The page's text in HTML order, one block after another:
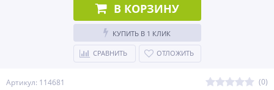
Артикул: 114681 (0)
В КОРЗИНУ
КУПИТЬ В 1 КЛИК
СРАВНИТЬ ОТЛОЖИТЬ